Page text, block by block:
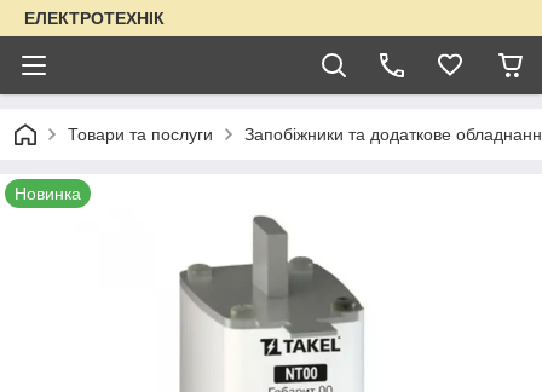
ЕЛЕКТРОТЕХНІК
Товари та послуги Запобіжники та додаткове
Новинка